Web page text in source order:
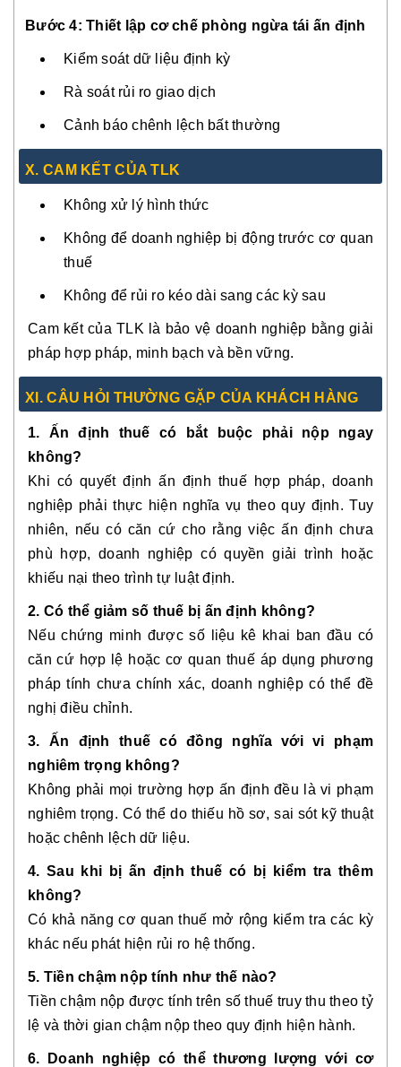
Bước 4: Thiết lập cơ chế phòng ngừa tái ấn định
Kiểm soát dữ liệu định kỳ
Rà soát rủi ro giao dịch
Cảnh báo chênh lệch bất thường
X. CAM KẾT CỦA TLK
Không xử lý hình thức
Không để doanh nghiệp bị động trước cơ quan
thuế
Không để rủi ro kéo dài sang các kỳ sau
Cam kết của TLK là bảo vệ doanh nghiệp bằng giải
pháp hợp pháp, minh bạch và bền vững.
XI. CÂU HỎI THƯỜNG GẶP CỦA KHÁCH HÀNG
1. Ấn định thuế có bắt buộc phải nộp ngay
không?
Khi có quyết định ấn định thuế hợp pháp, doanh
nghiệp phải thực hiện nghĩa vụ theo quy định. Tuy
nhiên, nếu có căn cứ cho rằng việc ấn định chưa
phù hợp, doanh nghiệp có quyền giải trình hoặc
khiếu nại theo trình tự luật định.
2. Có thể giảm số thuế bị ấn định không?
Nếu chứng minh được số liệu kê khai ban đầu có
căn cứ hợp lệ hoặc cơ quan thuế áp dụng phương
pháp tính chưa chính xác, doanh nghiệp có thể đề
nghị điều chỉnh.
3. Ấn định thuế có đồng nghĩa với vi phạm
nghiêm trọng không?
Không phải mọi trường hợp ấn định đều là vi phạm
nghiêm trọng. Có thể do thiếu hồ sơ, sai sót kỹ thuật
hoặc chênh lệch dữ liệu.
4. Sau khi bị ấn định thuế có bị kiểm tra thêm
không?
Có khả năng cơ quan thuế mở rộng kiểm tra các kỳ
khác nếu phát hiện rủi ro hệ thống.
5. Tiền chậm nộp tính như thế nào?
Tiền chậm nộp được tính trên số thuế truy thu theo tỷ
lệ và thời gian chậm nộp theo quy định hiện hành.
6. Doanh nghiệp có thể thương lượng với cơ